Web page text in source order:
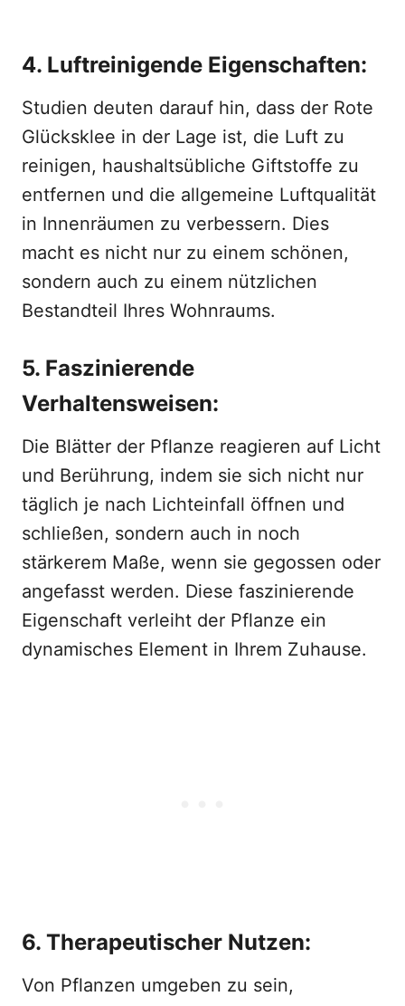
4. Luftreinigende Eigenschaften:
Studien deuten darauf hin, dass der Rote
Glücksklee in der Lage ist, die Luft zu
reinigen, haushaltsübliche Giftstoffe zu
entfernen und die allgemeine Luftqualität
in Innenräumen zu verbessern. Dies
macht es nicht nur zu einem schönen,
sondern auch zu einem nützlichen
Bestandteil Ihres Wohnraums.
5. Faszinierende
Verhaltensweisen:
Die Blätter der Pflanze reagieren auf Licht
und Berührung, indem sie sich nicht nur
täglich je nach Lichteinfall öffnen und
schließen, sondern auch in noch
stärkerem Maße, wenn sie gegossen oder
angefasst werden. Diese faszinierende
Eigenschaft verleiht der Pflanze ein
dynamisches Element in Ihrem Zuhause.
6. Therapeutischer Nutzen:
Von Pflanzen umgeben zu sein,